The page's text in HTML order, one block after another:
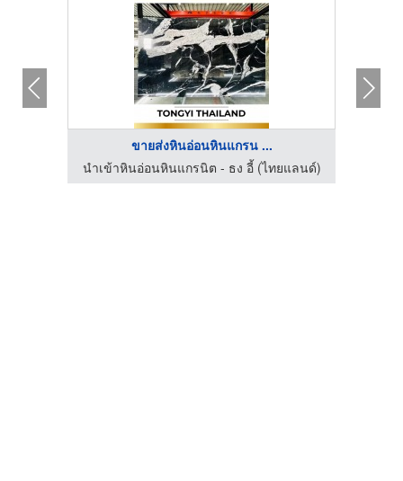
ขายส่งหินอ่อนหินแกรน ...
นำเข้าหินอ่อนหินแกรนิต - ธง อี้ (ไทยแลนด์)